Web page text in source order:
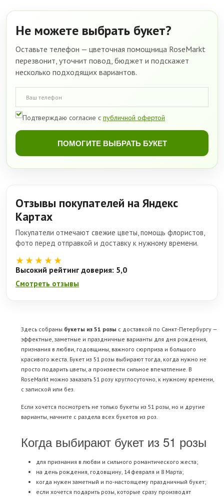
Не можете выбрать букет?
Оставьте телефон — цветочная помощница RoseMarkt
перезвонит, уточнит повод, бюджет и подскажет
несколько подходящих вариантов.
Подтверждаю согласие с публичной офертой
ПОМОГИТЕ ВЫБРАТЬ БУКЕТ
Отзывы покупателей на Яндекс
Картах
Покупатели отмечают свежие цветы, помощь флористов,
фото перед отправкой и доставку к нужному времени.
★★★★★
Высокий рейтинг доверия: 5,0
Смотреть отзывы
Здесь собраны букеты из 51 розы с доставкой по Санкт-Петербургу —
эффектные, заметные и праздничные варианты для дня рождения,
признания в любви, годовщины, важного сюрприза и большого
красивого жеста. Букет из 51 розы выбирают тогда, когда нужно не
просто подарить цветы, а произвести сильное впечатление. В
RoseMarkt можно заказать 51 розу круглосуточно, к нужному времени,
с запиской или без.
Если хочется посмотреть не только букеты из 51 розы, но и другие
варианты, начните с раздела всех букетов из роз.
Когда выбирают букет из 51 розы
для признания в любви и сильного романтического жеста;
на день рождения, годовщину, 14 февраля и 8 Марта;
когда нужен заметный и по-настоящему праздничный букет;
если хочется подарить розы, которые сразу производят